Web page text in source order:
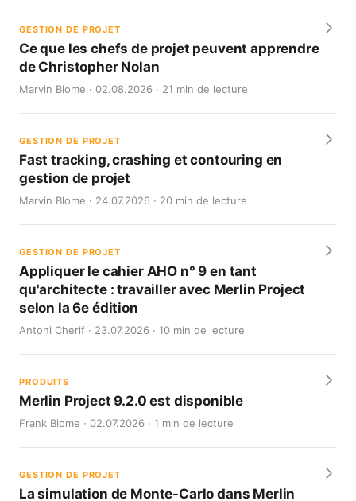
GESTION DE PROJET
Ce que les chefs de projet peuvent apprendre
de Christopher Nolan
Marvin Blome · 02.08.2026 · 21 min de lecture
GESTION DE PROJET
Fast tracking, crashing et contouring en
gestion de projet
Marvin Blome · 24.07.2026 · 20 min de lecture
GESTION DE PROJET
Appliquer le cahier AHO n° 9 en tant
qu'architecte : travailler avec Merlin Project
selon la 6e édition
Antoni Cherif · 23.07.2026 · 10 min de lecture
PRODUITS
Merlin Project 9.2.0 est disponible
Frank Blome · 02.07.2026 · 1 min de lecture
GESTION DE PROJET
La simulation de Monte-Carlo dans Merlin